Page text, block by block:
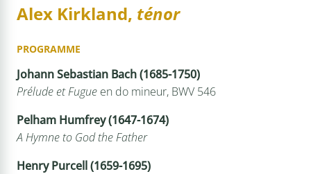
Alex Kirkland, ténor
PROGRAMME
Johann Sebastian Bach (1685-1750)
Prélude et Fugue en do mineur, BWV 546
Pelham Humfrey (1647-1674)
A Hymne to God the Father
Henry Purcell (1659-1695)